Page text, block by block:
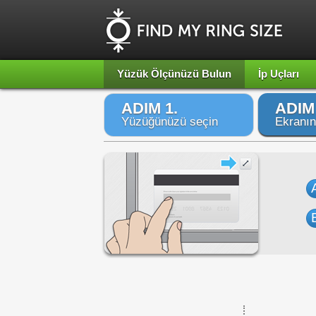
Yüzük Ölçünüzü Bulun İp Uçları
ADIM 1.
Yüzüğünüzü seçin